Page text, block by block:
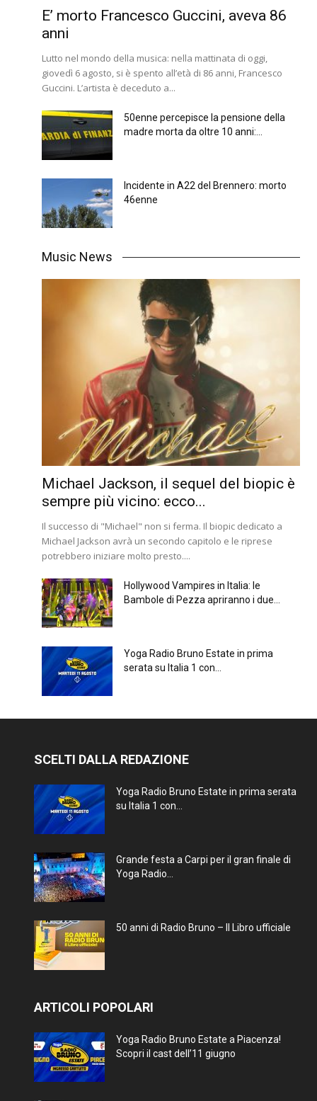
E’ morto Francesco Guccini, aveva 86
anni
Lutto nel mondo della musica: nella mattinata di oggi,
giovedì 6 agosto, si è spento all’età di 86 anni, Francesco
Guccini. L’artista è deceduto a...
50enne percepisce la pensione della
madre morta da oltre 10 anni:...
Incidente in A22 del Brennero: morto
46enne
Music News
Michael Jackson, il sequel del biopic è
sempre più vicino: ecco...
Il successo di "Michael" non si ferma. Il biopic dedicato a
Michael Jackson avrà un secondo capitolo e le riprese
potrebbero iniziare molto presto....
Hollywood Vampires in Italia: le
Bambole di Pezza apriranno i due...
Yoga Radio Bruno Estate in prima
serata su Italia 1 con...
SCELTI DALLA REDAZIONE
Yoga Radio Bruno Estate in prima serata
su Italia 1 con...
Grande festa a Carpi per il gran finale di
Yoga Radio...
50 anni di Radio Bruno – Il Libro ufficiale
ARTICOLI POPOLARI
Yoga Radio Bruno Estate a Piacenza!
Scopri il cast dell’11 giugno